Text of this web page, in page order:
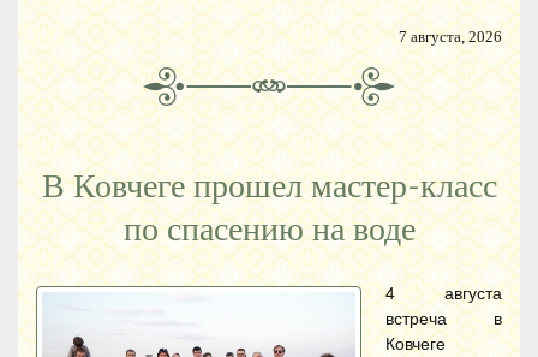
7 августа, 2026
В Ковчеге прошел мастер-класс
по спасению на воде
4 августа
встреча в
Ковчеге